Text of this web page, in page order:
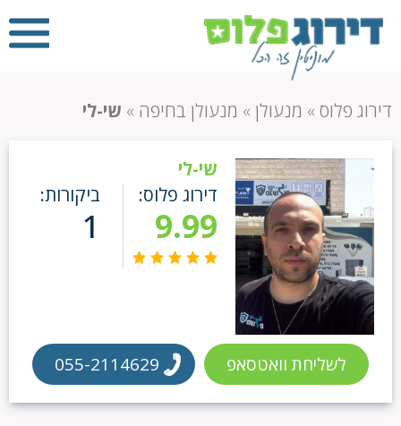
דירוג פלוס » מנעולן » מנעולן בחיפה » שי-לי
שי-לי
דירוג פלוס:
9.99
ביקורות:
1
לשליחת וואטסאפ 055-2114629